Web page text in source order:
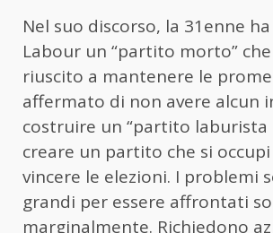
Nel suo discorso, la 31enne
Labour un “partito morto”
riuscito a mantenere le
affermato di non avere alcun
costruire un “partito laburista
creare un partito che si
vincere le elezioni. I problemi
grandi per essere affrontati
marginalmente. Richiedono